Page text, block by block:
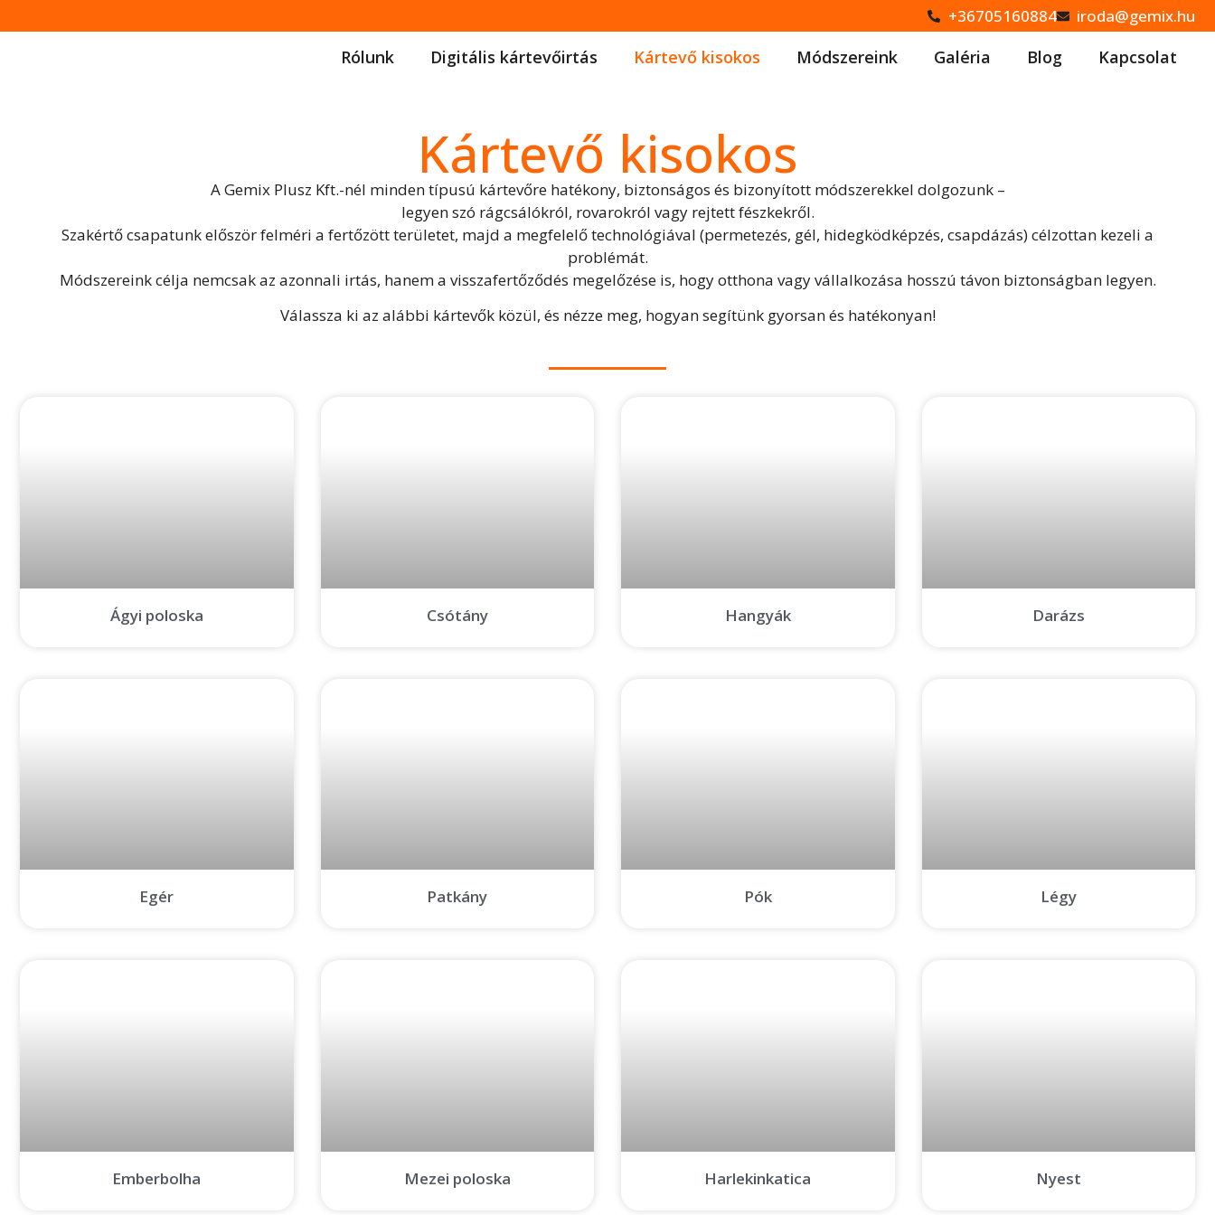
+36705160884 iroda@gemix.hu
Rólunk Digitális kártevőirtás Kártevő kisokos Módszereink Galéria Blog Kapcsolat
Kártevő kisokos
A Gemix Plusz Kft.-nél minden típusú kártevőre hatékony, biztonságos és bizonyított módszerekkel dolgozunk –
legyen szó rágcsálókról, rovarokról vagy rejtett fészkekről.
Szakértő csapatunk először felméri a fertőzött területet, majd a megfelelő technológiával (permetezés, gél, hidegködképzés, csapdázás) célzottan kezeli a
problémát.
Módszereink célja nemcsak az azonnali irtás, hanem a visszafertőződés megelőzése is, hogy otthona vagy vállalkozása hosszú távon biztonságban legyen.
Válassza ki az alábbi kártevők közül, és nézze meg, hogyan segítünk gyorsan és hatékonyan!
Ágyi poloska Csótány Hangyák Darázs
Egér Patkány Pók Légy
Emberbolha Mezei poloska Harlekinkatica Nyest